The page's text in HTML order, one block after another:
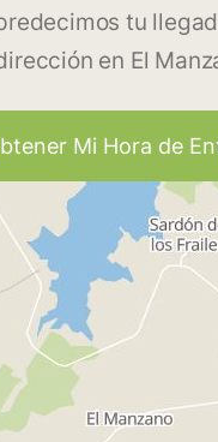
tu
en El
Mi Hora de